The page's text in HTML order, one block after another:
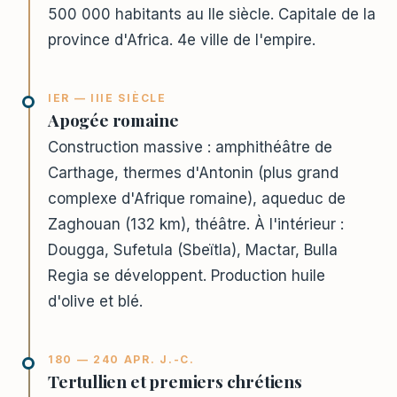
500 000 habitants au IIe siècle. Capitale de la
province d'Africa. 4e ville de l'empire.
IER — IIIE SIÈCLE
Apogée romaine
Construction massive : amphithéâtre de
Carthage, thermes d'Antonin (plus grand
complexe d'Afrique romaine), aqueduc de
Zaghouan (132 km), théâtre. À l'intérieur :
Dougga, Sufetula (Sbeïtla), Mactar, Bulla
Regia se développent. Production huile
d'olive et blé.
180 — 240 APR. J.-C.
Tertullien et premiers chrétiens